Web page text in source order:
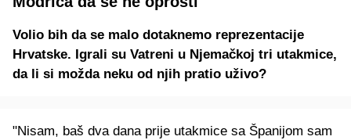
Volio bih da se malo dotaknemo reprezentacije
Hrvatske. Igrali su Vatreni u Njemačkoj tri utakmice,
da li si možda neku od njih pratio uživo?
"Nisam, baš dva dana prije utakmice sa Španijom sam